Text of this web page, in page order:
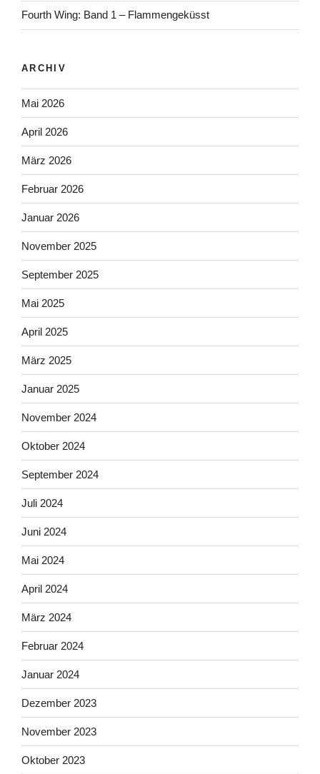
Fourth Wing: Band 1 – Flammengeküsst
ARCHIV
Mai 2026
April 2026
März 2026
Februar 2026
Januar 2026
November 2025
September 2025
Mai 2025
April 2025
März 2025
Januar 2025
November 2024
Oktober 2024
September 2024
Juli 2024
Juni 2024
Mai 2024
April 2024
März 2024
Februar 2024
Januar 2024
Dezember 2023
November 2023
Oktober 2023